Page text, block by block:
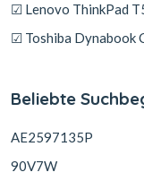
☑ Lenovo ThinkPad
☑ Toshiba Dynabook
Beliebte
AE2597135P
90V7W